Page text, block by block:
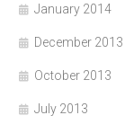
January 2014
December 2013
October 2013
July 2013